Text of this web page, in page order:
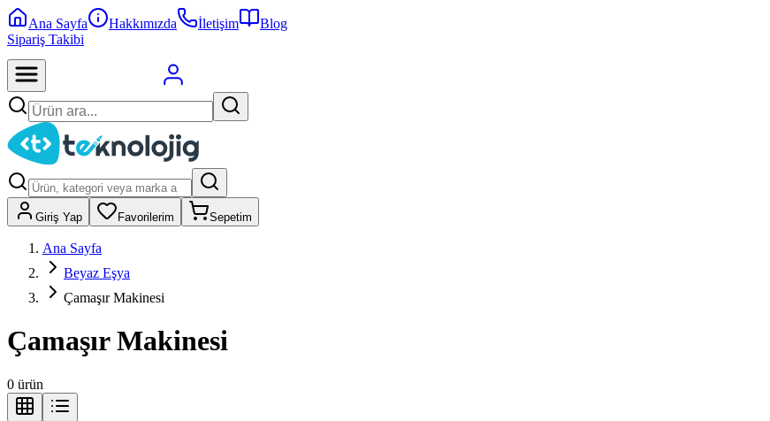
Ana Sayfa Hakkımızda İletişim
Blog
Sipariş Takibi
Giriş Yap Favorilerim Sepetim
Ana Sayfa
Beyaz Eşya
Çamaşır Makinesi
Çamaşır Makinesi
0 ürün